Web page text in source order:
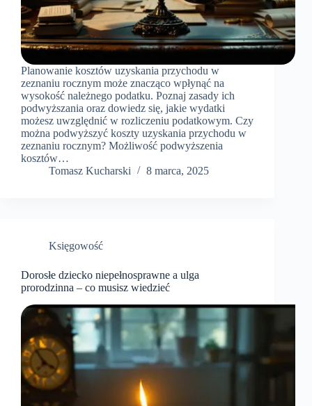
Planowanie kosztów uzyskania przychodu w
zeznaniu rocznym może znacząco wpłynąć na
wysokość należnego podatku. Poznaj zasady ich
podwyższania oraz dowiedz się, jakie wydatki
możesz uwzględnić w rozliczeniu podatkowym. Czy
można podwyższyć koszty uzyskania przychodu w
zeznaniu rocznym? Możliwość podwyższenia
kosztów…
Tomasz Kucharski
8 marca, 2025
Księgowość
Dorosłe dziecko niepełnosprawne a ulga
prorodzinna – co musisz wiedzieć